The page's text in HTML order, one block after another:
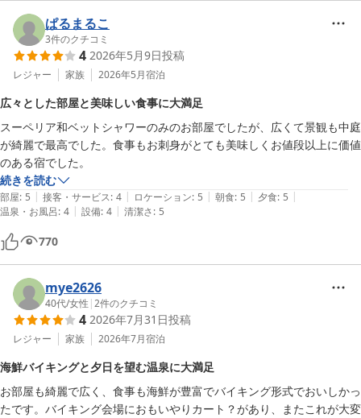
ぱるまるこ
3件のクチコミ
4 2026年5月9日投稿
レジャー 家族 2026年5月宿泊
広々とした部屋と美味しい食事に大満足
スーペリア和ベットシャワーのみのお部屋でしたが、広くて景観も中庭
が綺麗で最高でした。食事もお刺身がとても美味しくお値段以上に価値
のある宿でした。
続きを読む
部屋: 5 | 接客・サービス: 4 | ロケーション: 5 | 朝食: 5 | 夕食: 5 |
温泉・お風呂: 4 | 設備: 4 | 清潔さ: 5
770
mye2626
40代/女性 |2件のクチコミ
4 2026年7月31日投稿
レジャー 家族 2026年7月宿泊
海鮮バイキングと夕日を望む温泉に大満足
お部屋も綺麗で広く、食事も海鮮が豊富でバイキング形式でおいしかっ
たです。バイキング会場におもいやりカート？があり、またこれが大変